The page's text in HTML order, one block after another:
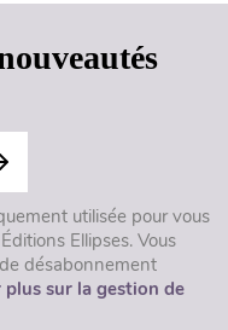
utilisée pour vous
Ellipses. Vous
désabonnement
plus sur la gestion de